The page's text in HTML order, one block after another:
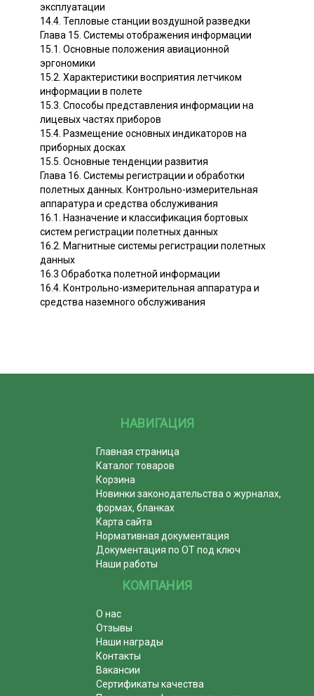
эксплуатации
14.4. Тепловые станции воздушной разведки
Глава 15. Системы отображения информации
15.1. Основные положения авиационной
эргономики
15.2. Характеристики восприятия летчиком
информации в полете
15.3. Способы представления информации на
лицевых частях приборов
15.4. Размещение основных индикаторов на
приборных досках
15.5. Основные тенденции развития
Глава 16. Системы регистрации и обработки
полетных данных. Контрольно-измерительная
аппаратура и средства обслуживания
16.1. Назначение и классификация бортовых
систем регистрации полетных данных
16.2. Магнитные системы регистрации полетных
данных
16.3 Обработка полетной информации
16.4. Контрольно-измерительная аппаратура и
средства наземного обслуживания
НАВИГАЦИЯ
Главная страница
Каталог товаров
Корзина
Новинки законодательства о журналах,
формах, бланках
Карта сайта
Нормативная документация
Документация по ОТ под ключ
Наши работы
КОМПАНИЯ
О нас
Отзывы
Наши награды
Контакты
Вакансии
Сертификаты качества